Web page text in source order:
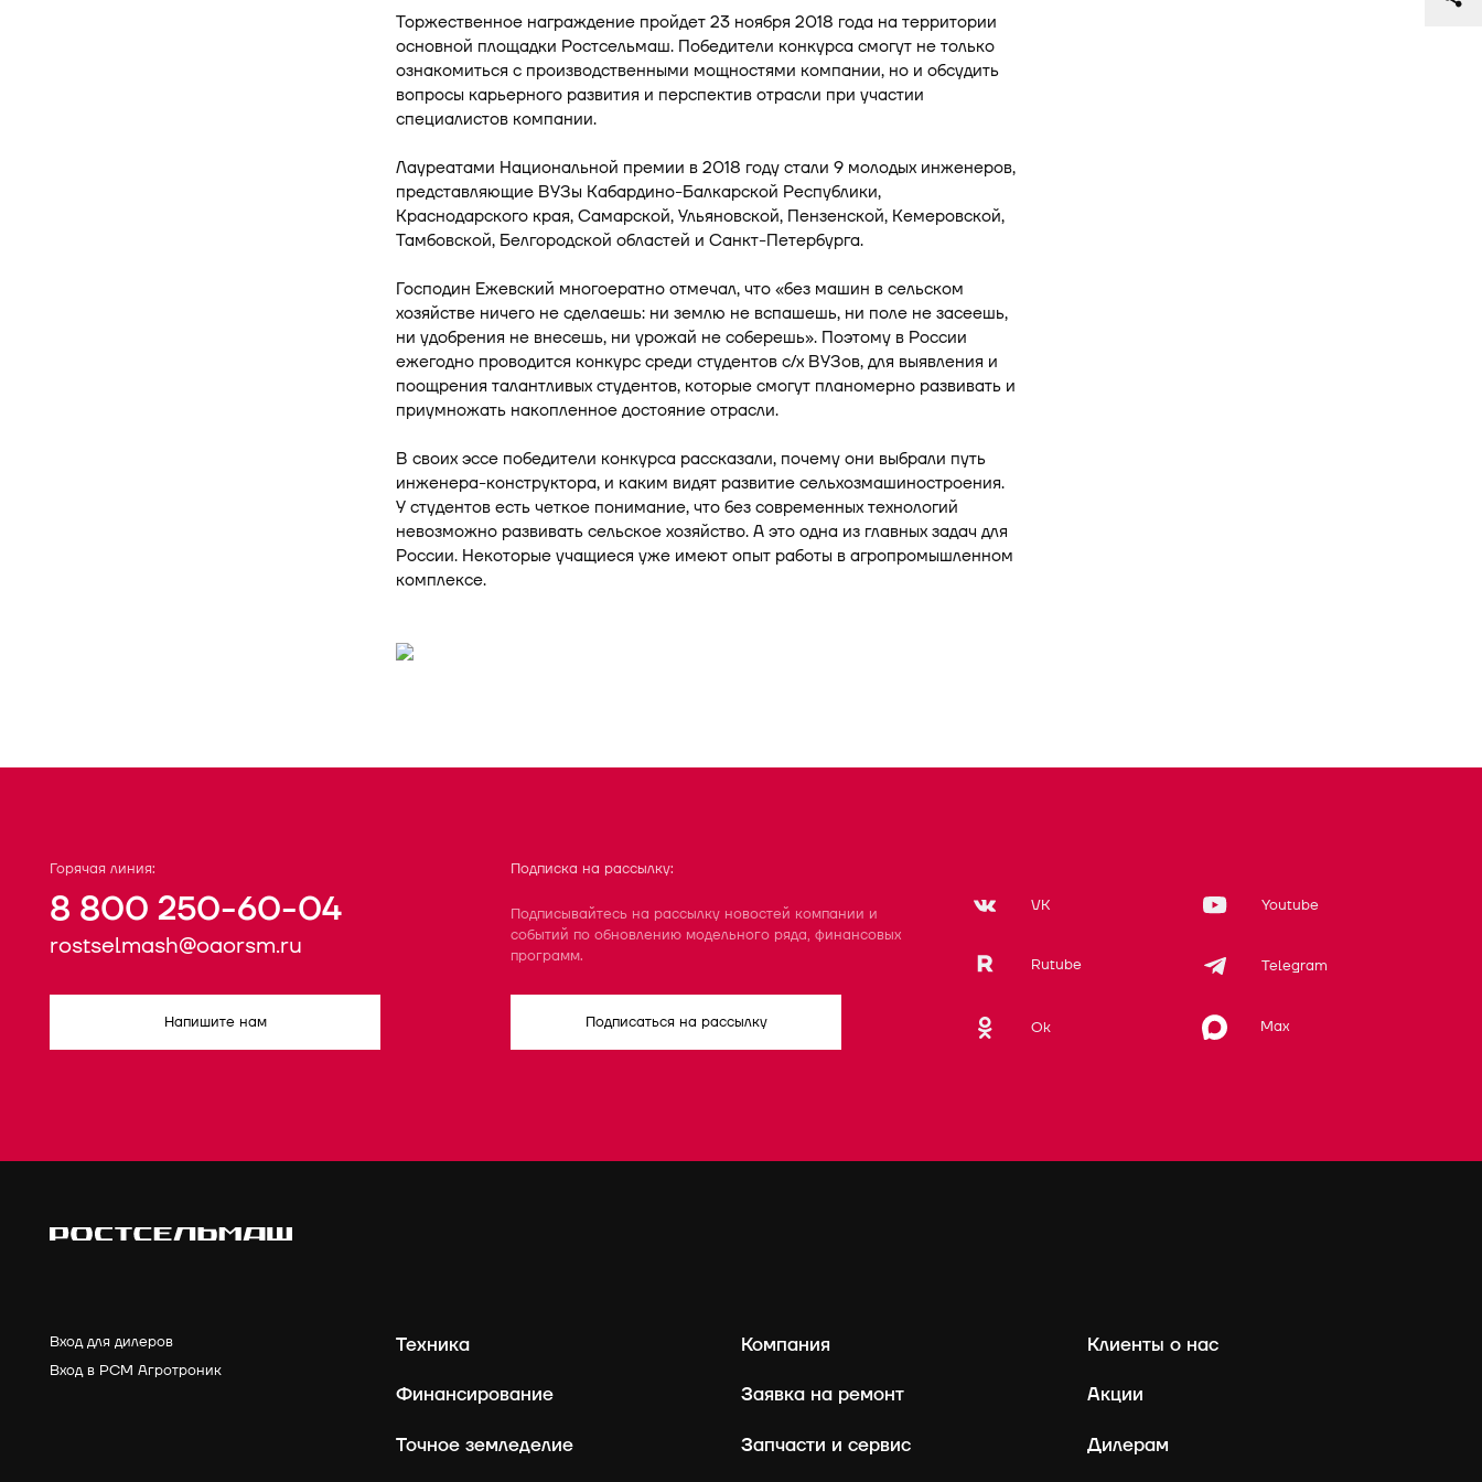
Торжественное награждение пройдет 23 ноября 2018 года на территории
основной площадки Ростсельмаш. Победители конкурса смогут не только
ознакомиться с производственными мощностями компании, но и обсудить
вопросы карьерного развития и перспектив отрасли при участии
специалистов компании.
Лауреатами Национальной премии в 2018 году стали 9 молодых инженеров,
представляющие ВУЗы Кабардино-Балкарской Республики,
Краснодарского края, Самарской, Ульяновской, Пензенской, Кемеровской,
Тамбовской, Белгородской областей и Санкт-Петербурга.
Господин Ежевский многоератно отмечал, что «без машин в сельском
хозяйстве ничего не сделаешь: ни землю не вспашешь, ни поле не засеешь,
ни удобрения не внесешь, ни урожай не соберешь». Поэтому в России
ежегодно проводится конкурс среди студентов с/х ВУЗов, для выявления и
поощрения талантливых студентов, которые смогут планомерно развивать и
приумножать накопленное достояние отрасли.
В своих эссе победители конкурса рассказали, почему они выбрали путь
инженера-конструктора, и каким видят развитие сельхозмашиностроения.
У студентов есть четкое понимание, что без современных технологий
невозможно развивать сельское хозяйство. А это одна из главных задач для
России. Некоторые учащиеся уже имеют опыт работы в агропромышленном
комплексе.
Горячая линия:
8 800 250-60-04
rostselmash@oaorsm.ru
Напишите нам
Подписка на рассылку:
Подписывайтесь на рассылку новостей компании и
событий по обновлению модельного ряда, финансовых
программ.
Подписаться на рассылку
VK Youtube
Rutube Telegram
Ok Max
Вход для дилеров
Вход в РСМ Агротроник
Техника
Финансирование
Точное земледелие
Компания
Заявка на ремонт
Запчасти и сервис
Клиенты о нас
Акции
Дилерам